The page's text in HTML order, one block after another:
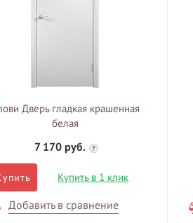
Дверь гладкая крашенная
белая
7 170 руб.
?
Купить в 1 клик
Добавить в сравнение